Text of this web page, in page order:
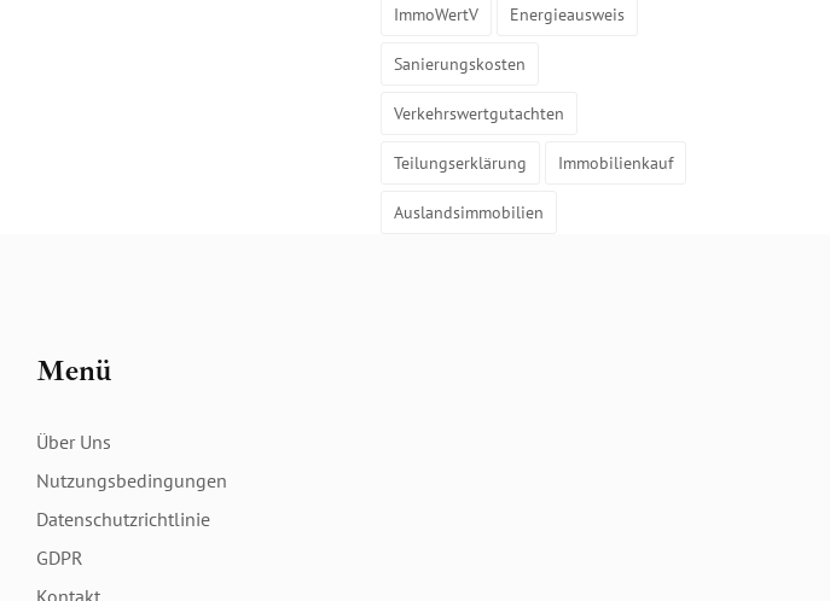
ImmoWertV Energieausweis
Sanierungskosten
Verkehrswertgutachten
Teilungserklärung Immobilienkauf
Auslandsimmobilien
Menü
Über Uns
Nutzungsbedingungen
Datenschutzrichtlinie
GDPR
Kontakt